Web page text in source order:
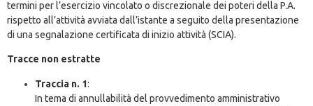
termini per l’esercizio vincolato o discrezionale dei poteri della P.A.
rispetto all’attività avviata dall’istante a seguito della presentazione
di una segnalazione certificata di inizio attività (SCIA).
Tracce non estratte
Traccia n. 1:
In tema di annullabilità del provvedimento amministrativo